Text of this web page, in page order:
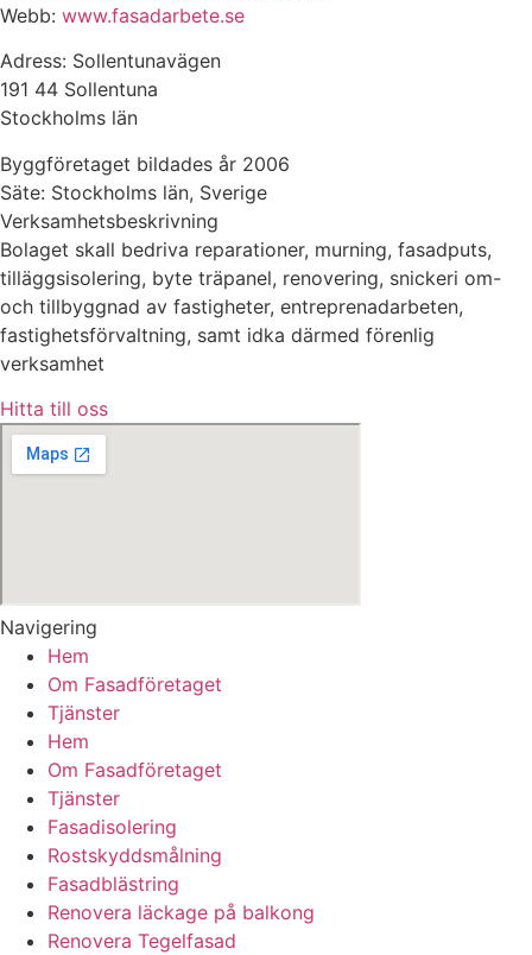
Webb: www.fasadarbete.se
Adress: Sollentunavägen
191 44 Sollentuna
Stockholms län
Byggföretaget bildades år 2006
Säte: Stockholms län, Sverige
Verksamhetsbeskrivning
Bolaget skall bedriva reparationer, murning, fasadputs,
tilläggsisolering, byte träpanel, renovering, snickeri om-
och tillbyggnad av fastigheter, entreprenadarbeten,
fastighetsförvaltning, samt idka därmed förenlig
verksamhet
Hitta till oss
Navigering
Hem
Om Fasadföretaget
Tjänster
Hem
Om Fasadföretaget
Tjänster
Fasadisolering
Rostskyddsmålning
Fasadblästring
Renovera läckage på balkong
Renovera Tegelfasad